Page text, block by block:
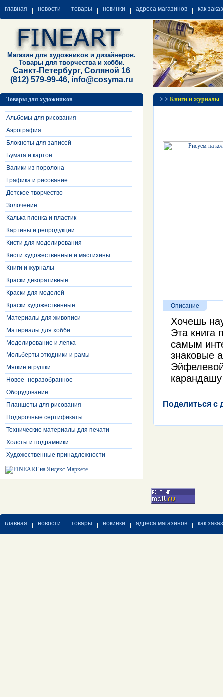
главная новости товары новинки адреса магазинов как
Магазин для художников и дизайнеров.
Товары для творчества и хобби.
Санкт-Петербург, Соляной 16
(812) 579-99-46, info@cosyma.ru
Товары для художников
Альбомы для рисования
Аэрография
Блокноты для записей
Бумага и картон
Валики из поролона
Графика и рисование
Детское творчество
Золочение
Калька пленка и пластик
Картины и репродукции
Кисти для моделирования
Кисти художественные и мастихины
Книги и журналы
Краски декоративные
Краски для моделей
Краски художественные
Материалы для живописи
Материалы для хобби
Моделирование и лепка
Мольберты этюдники и рамы
Мягкие игрушки
Новое_неразобранное
Оборудование
Планшеты для рисования
Подарочные сертификаты
Технические материалы для печати
Холсты и подрамники
Художественные принадлежности
> > Книги и журналы
Описание
Хочешь
Эта книга
самым
знаковые
Поделиться с
главная новости товары новинки адреса магазинов как